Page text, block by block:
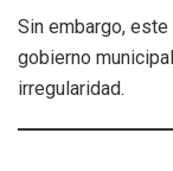
Sin embargo,
gobierno
irregularidad.